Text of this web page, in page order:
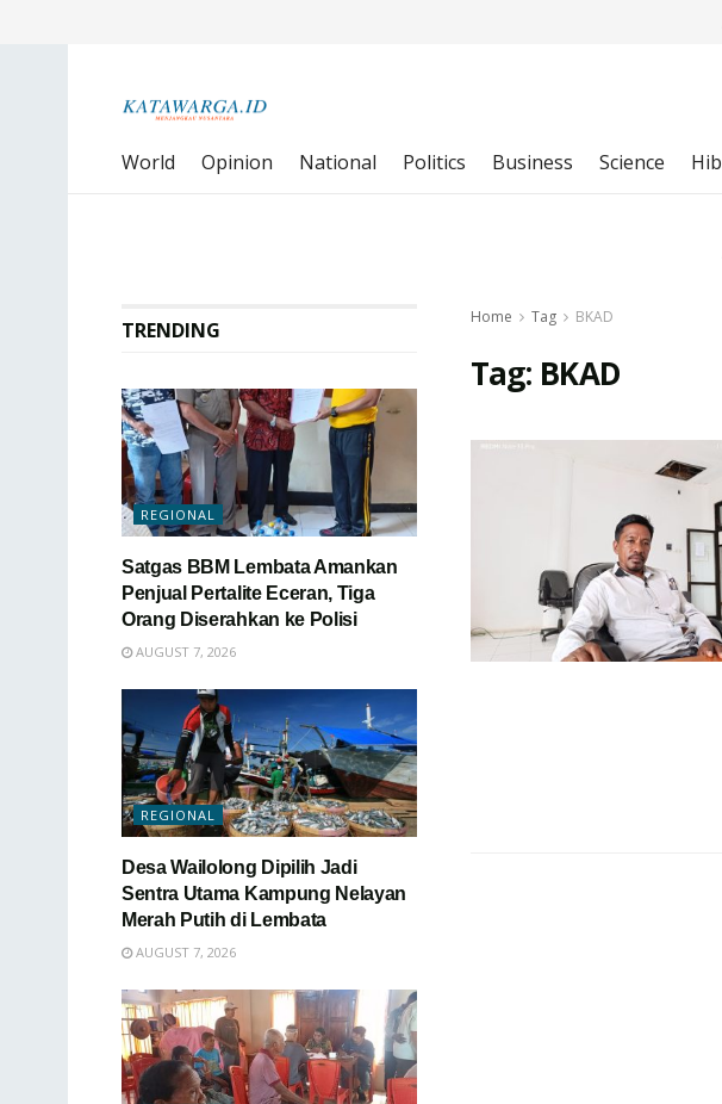
World Opinion National Politics Business Science
Home Tag BKAD
Tag: BKAD
TRENDING
REGIONAL
Satgas BBM Lembata Amankan
Penjual Pertalite Eceran, Tiga
Orang Diserahkan ke Polisi
AUGUST 7, 2026
REGIONAL
Desa Wailolong Dipilih Jadi
Sentra Utama Kampung Nelayan
Merah Putih di Lembata
AUGUST 7, 2026